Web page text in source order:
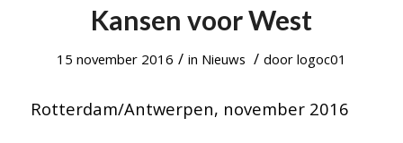
Kansen voor West
15 november 2016 / in Nieuws / door logoc01
Rotterdam/Antwerpen, november 2016